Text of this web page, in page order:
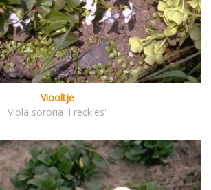
Viooltje
Viola sororia 'Freckles'